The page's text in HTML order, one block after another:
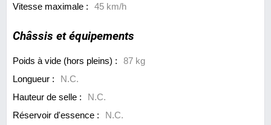
Vitesse maximale :
45 km/h
Châssis et équipements
Poids à vide (hors pleins) :
87 kg
Longueur :
N.C.
Hauteur de selle :
N.C.
Réservoir d'essence :
N.C.